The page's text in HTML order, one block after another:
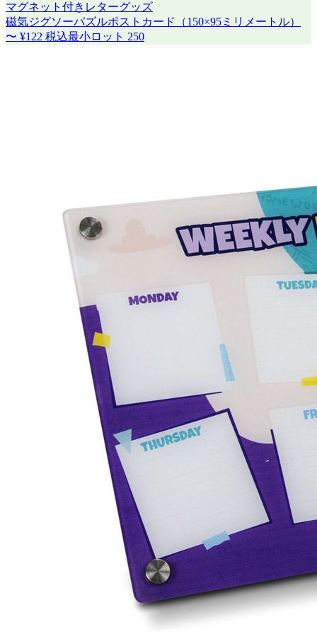
マグネット付きレターグッズ
磁気ジグソーパズルポストカード（150×95ミリメートル）
〜 ¥122 税込最小ロット 250